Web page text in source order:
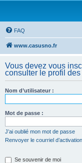
FAQ
www.casusno.fr
Vous devez vous
consulter le profil
Nom d’utilisateur :
Mot de passe :
J’ai oublié mon mot de passe
Renvoyer le courriel d’activation
Se souvenir de moi